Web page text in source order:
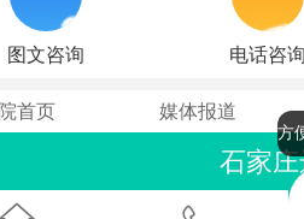
图文咨询 电话咨询
首页 媒体报道
石家
联
方